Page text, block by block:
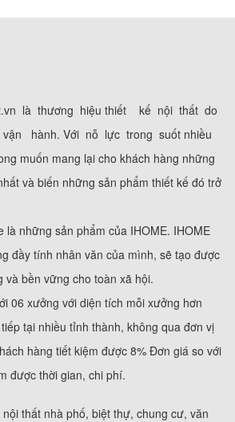
là thương hiệu thiết kế nội thất do
hành. Với nỗ lực trong suốt nhiều
muốn mang lại cho khách hàng những
và biến những sản phẩm thiết kế đó trở
là những sản phẩm của IHOME. IHOME
đầy tính nhân văn của mình, sẽ tạo được
và bền vững cho toàn xã hội.
06 xưởng với diện tích mỗi xưởng hơn
tại nhiều tỉnh thành, không qua đơn vị
hàng tiết kiệm được 8% Đơn giá so với
được thời gian, chi phí.
thất nhà phố, biệt thự, chung cư, văn